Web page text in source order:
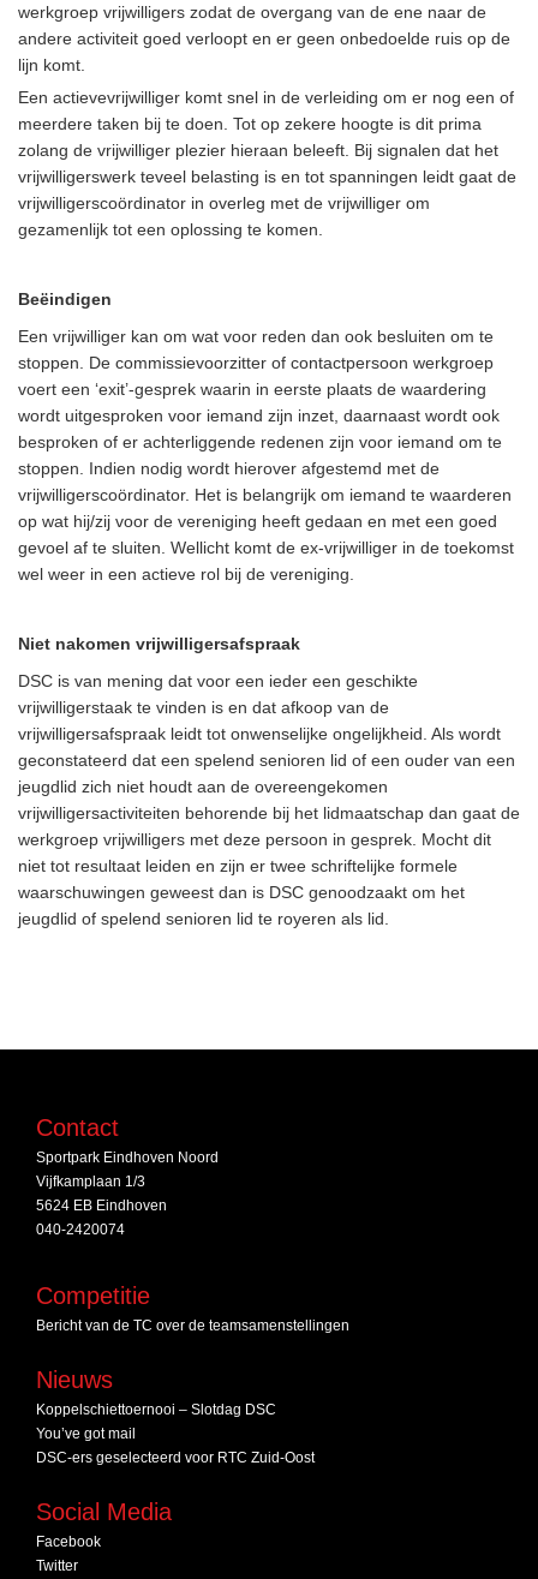
werkgroep vrijwilligers zodat de overgang van de ene naar de
andere activiteit goed verloopt en er geen onbedoelde ruis op de
lijn komt.
Een actievevrijwilliger komt snel in de verleiding om er nog een of
meerdere taken bij te doen. Tot op zekere hoogte is dit prima
zolang de vrijwilliger plezier hieraan beleeft. Bij signalen dat het
vrijwilligerswerk teveel belasting is en tot spanningen leidt gaat de
vrijwilligerscoördinator in overleg met de vrijwilliger om
gezamenlijk tot een oplossing te komen.
Beëindigen
Een vrijwilliger kan om wat voor reden dan ook besluiten om te
stoppen. De commissievoorzitter of contactpersoon werkgroep
voert een ‘exit’-gesprek waarin in eerste plaats de waardering
wordt uitgesproken voor iemand zijn inzet, daarnaast wordt ook
besproken of er achterliggende redenen zijn voor iemand om te
stoppen. Indien nodig wordt hierover afgestemd met de
vrijwilligerscoördinator. Het is belangrijk om iemand te waarderen
op wat hij/zij voor de vereniging heeft gedaan en met een goed
gevoel af te sluiten. Wellicht komt de ex-vrijwilliger in de toekomst
wel weer in een actieve rol bij de vereniging.
Niet nakomen vrijwilligersafspraak
DSC is van mening dat voor een ieder een geschikte
vrijwilligerstaak te vinden is en dat afkoop van de
vrijwilligersafspraak leidt tot onwenselijke ongelijkheid. Als wordt
geconstateerd dat een spelend senioren lid of een ouder van een
jeugdlid zich niet houdt aan de overeengekomen
vrijwilligersactiviteiten behorende bij het lidmaatschap dan gaat de
werkgroep vrijwilligers met deze persoon in gesprek. Mocht dit
niet tot resultaat leiden en zijn er twee schriftelijke formele
waarschuwingen geweest dan is DSC genoodzaakt om het
jeugdlid of spelend senioren lid te royeren als lid.
Contact
Sportpark Eindhoven Noord
Vijfkamplaan 1/3
5624 EB Eindhoven
040-2420074
Competitie
Bericht van de TC over de teamsamenstellingen
Nieuws
Koppelschiettoernooi – Slotdag DSC
You’ve got mail
DSC‑ers geselecteerd voor RTC Zuid‑Oost
Social Media
Facebook
Twitter